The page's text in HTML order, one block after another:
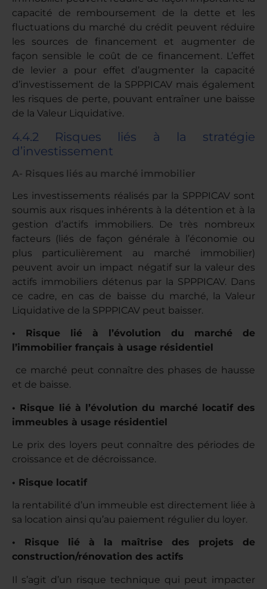
capacité de remboursement de la dette et les
fluctuations du marché du crédit peuvent réduire
les sources de financement et augmenter de
façon sensible le coût de ce financement. L’effet
de levier a pour effet d’augmenter la capacité
d’investissement de la SPPPICAV mais également
les risques de perte, pouvant entraîner une baisse
de la Valeur Liquidative.
4.4.2 Risques liés à la stratégie
d’investissement
A- Risques liés au marché immobilier
Les investissements réalisés par la SPPPICAV sont
soumis aux risques inhérents à la détention et à la
gestion d’actifs immobiliers. De très nombreux
facteurs (liés de façon générale à l’économie ou
plus particulièrement au marché immobilier)
peuvent avoir un impact négatif sur la valeur des
actifs immobiliers détenus par la SPPPICAV. Dans
ce cadre, en cas de baisse du marché, la Valeur
Liquidative de la SPPPICAV peut baisser.
• Risque lié à l’évolution du marché de
l’immobilier français à usage résidentiel
ce marché peut connaître des phases de hausse
et de baisse.
• Risque lié à l’évolution du marché locatif des
immeubles à usage résidentiel
Le prix des loyers peut connaître des périodes de
croissance et de décroissance.
• Risque locatif
la rentabilité d’un immeuble est directement liée à
sa location ainsi qu’au paiement régulier du loyer.
• Risque lié à la maîtrise des projets de
construction/rénovation des actifs
Il s’agit d’un risque technique qui peut impacter